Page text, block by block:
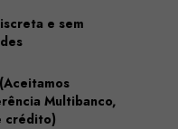
e sem
Multibanco,
crédito)